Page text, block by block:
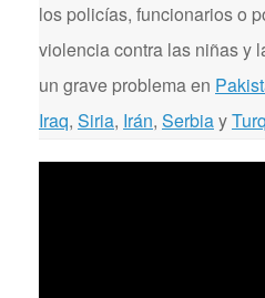
los policías, funcionarios o
violencia contra las niñas y
un grave problema en
Iraq, Siria, Irán, Serbiay